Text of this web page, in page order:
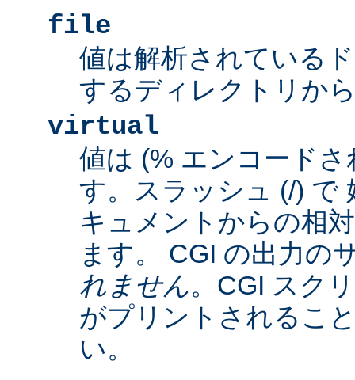
file
値は解析されている
するディレクトリか
virtual
値は (% エンコード
す。スラッシュ (/) で
キュメントからの相
ます。 CGI の出力の
れません。CGI スク
がプリントされるこ
い。